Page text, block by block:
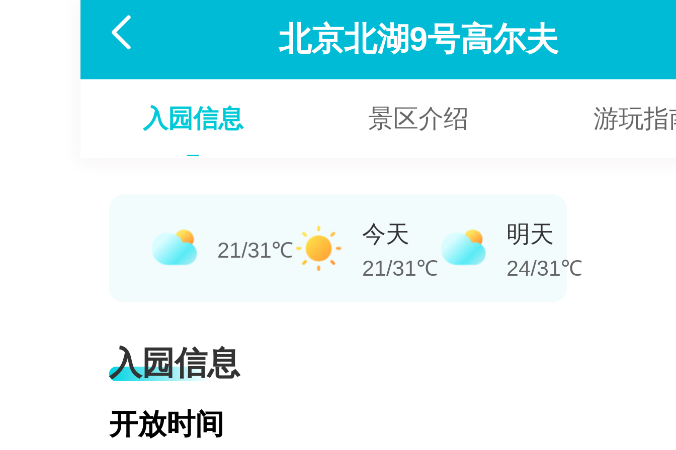
 北京北湖9号高尔夫
入园信息 景区介绍 游玩指
21/31℃
今天
21/31℃
明天
24/31℃
入园信息
开放时间